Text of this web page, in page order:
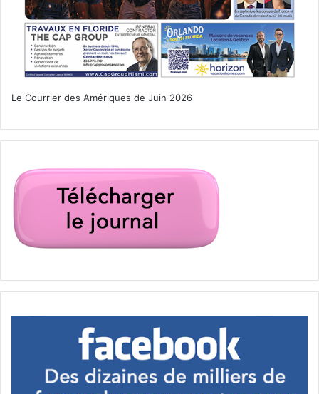
Le Courrier des Amériques de Juin 2026